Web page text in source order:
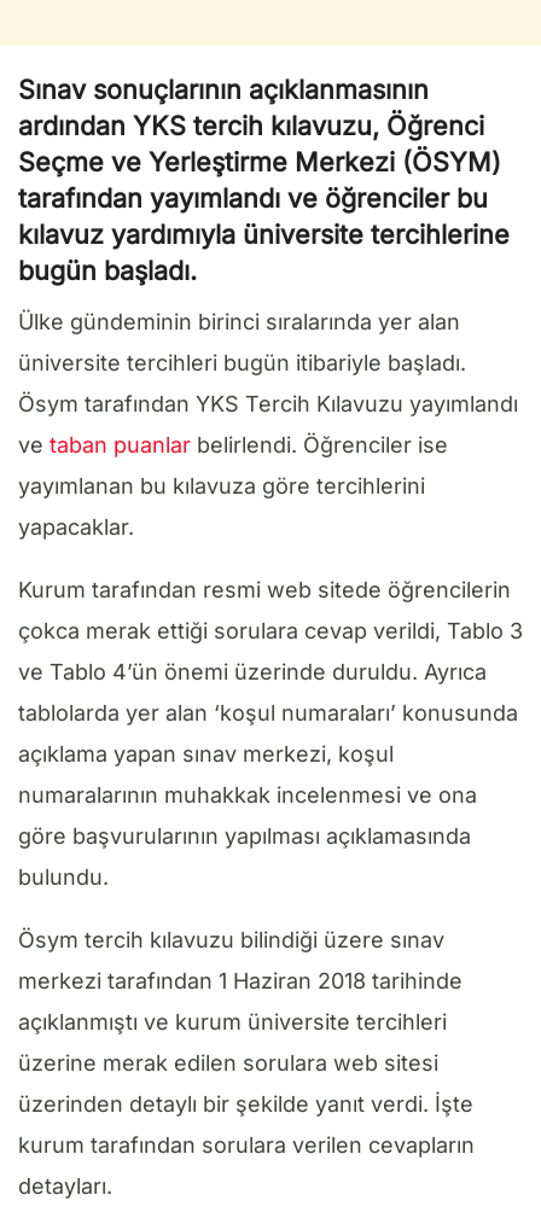
Sınav sonuçlarının açıklanmasının
ardından YKS tercih kılavuzu, Öğrenci
Seçme ve Yerleştirme Merkezi (ÖSYM)
tarafından yayımlandı ve öğrenciler bu
kılavuz yardımıyla üniversite tercihlerine
bugün başladı.
Ülke gündeminin birinci sıralarında yer alan
üniversite tercihleri bugün itibariyle başladı.
Ösym tarafından YKS Tercih Kılavuzu yayımlandı
ve taban puanlar belirlendi. Öğrenciler ise
yayımlanan bu kılavuza göre tercihlerini
yapacaklar.
Kurum tarafından resmi web sitede öğrencilerin
çokca merak ettiği sorulara cevap verildi, Tablo 3
ve Tablo 4’ün önemi üzerinde duruldu. Ayrıca
tablolarda yer alan ‘koşul numaraları’ konusunda
açıklama yapan sınav merkezi, koşul
numaralarının muhakkak incelenmesi ve ona
göre başvurularının yapılması açıklamasında
bulundu.
Ösym tercih kılavuzu bilindiği üzere sınav
merkezi tarafından 1 Haziran 2018 tarihinde
açıklanmıştı ve kurum üniversite tercihleri
üzerine merak edilen sorulara web sitesi
üzerinden detaylı bir şekilde yanıt verdi. İşte
kurum tarafından sorulara verilen cevapların
detayları.